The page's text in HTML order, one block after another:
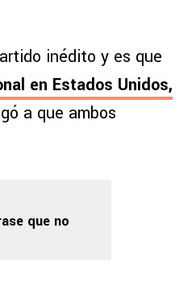
inédito y es que
en Estados Unidos,
a que ambos
que no